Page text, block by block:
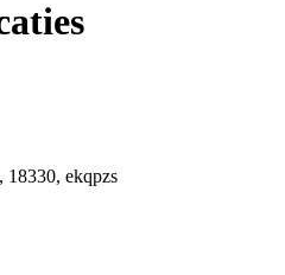
18330, ekqpzs